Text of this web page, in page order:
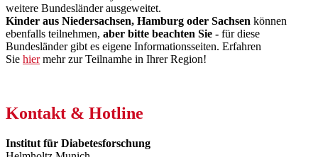
weitere Bundesländer ausgeweitet.
Kinder aus Niedersachsen, Hamburg oder Sachsen können
ebenfalls teilnehmen, aber bitte beachten Sie - für diese
Bundesländer gibt es eigene Informationsseiten. Erfahren
Sie hiermehr zur Teilnamhe in Ihrer Region!
Kontakt & Hotline
Institut für Diabetesforschung